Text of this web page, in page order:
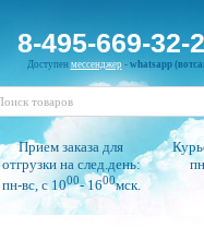
8-495-669-32-
Доступен мессенджер- whatsapp
Прием заказа для
отгрузки на след.день:
пн-вс, c 1000- 1600мск.